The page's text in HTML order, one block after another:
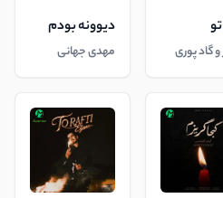
و گاد پوری
دیوونه بودم
مهدی جهانی